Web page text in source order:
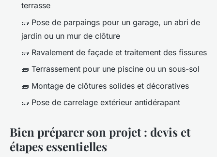
terrasse
🧱 Pose de parpaings pour un garage, un abri de
jardin ou un mur de clôture
🧱 Ravalement de façade et traitement des fissures
🧱 Terrassement pour une piscine ou un sous-sol
🧱 Montage de clôtures solides et décoratives
🧱 Pose de carrelage extérieur antidérapant
Bien préparer son projet : devis et
étapes essentielles